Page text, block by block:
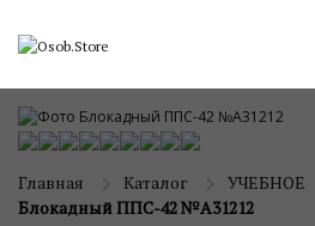
Главная Каталог УЧЕБНОЕ
Блокадный ППС-42 №А31212